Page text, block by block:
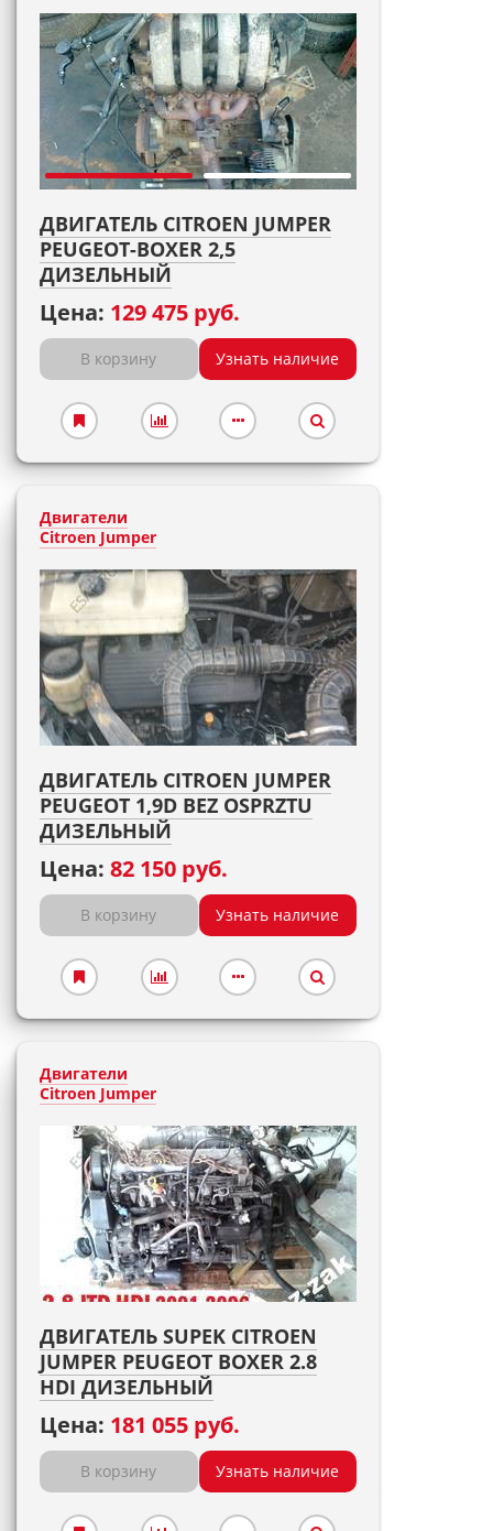
ДВИГАТЕЛЬ CITROEN JUMPER
PEUGEOT-BOXER 2,5
ДИЗЕЛЬНЫЙ
Цена: 129 475 руб.
В корзину Узнать наличие
Двигатели
Citroen Jumper
ДВИГАТЕЛЬ CITROEN JUMPER
PEUGEOT 1,9D BEZ OSPRZTU
ДИЗЕЛЬНЫЙ
Цена: 82 150 руб.
В корзину Узнать наличие
Двигатели
Citroen Jumper
ДВИГАТЕЛЬ SUPEK CITROEN
JUMPER PEUGEOT BOXER 2.8
HDI ДИЗЕЛЬНЫЙ
Цена: 181 055 руб.
В корзину Узнать наличие